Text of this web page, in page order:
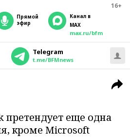
16+
прямой
эфир
Канал в
MAX
max.ru/bfm
Telegram
t.me/BFMnews
претендует еще одна
кроме Microsoft